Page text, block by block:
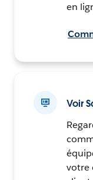
en
Voir
votre